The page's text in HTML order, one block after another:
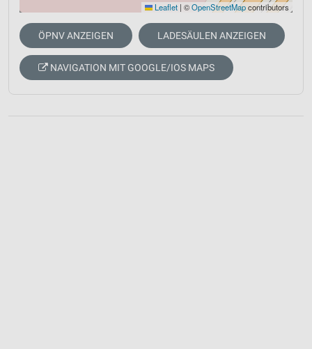
Leaflet | ©OpenStreetMapcontributors
ÖPNV ANZEIGEN LADESÄULEN ANZEIGEN
NAVIGATION MIT GOOGLE/IOS MAPS